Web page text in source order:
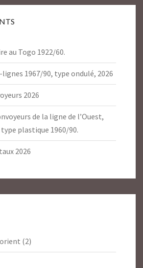
au Togo 1922/60.
1967/90, type ondulé, 2026
2026
de la ligne de l’Ouest,
plastique 1960/90.
2026
(2)